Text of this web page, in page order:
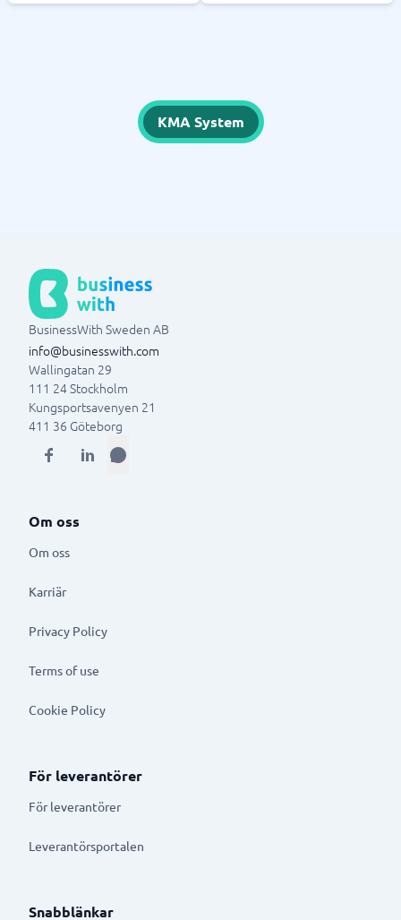
KMA System
BusinessWith Sweden AB
info@businesswith.com
Wallingatan 29
111 24Stockholm
Kungsportsavenyen 21
411 36 Göteborg
Om oss
Om oss
Karriär
Privacy Policy
Terms of use
Cookie Policy
För leverantörer
För leverantörer
Leverantörsportalen
Snabblänkar